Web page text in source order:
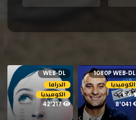
1080P WEB-DL
الكوميديا
6.6
8٬041
WEB-DL
الدراما
الكوميديا
42٬217